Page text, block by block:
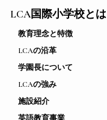
LCA国際小学校とは
教育理念と特徴
LCAの沿革
学園長について
LCAの強み
施設紹介